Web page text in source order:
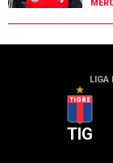
LIGA
TIG